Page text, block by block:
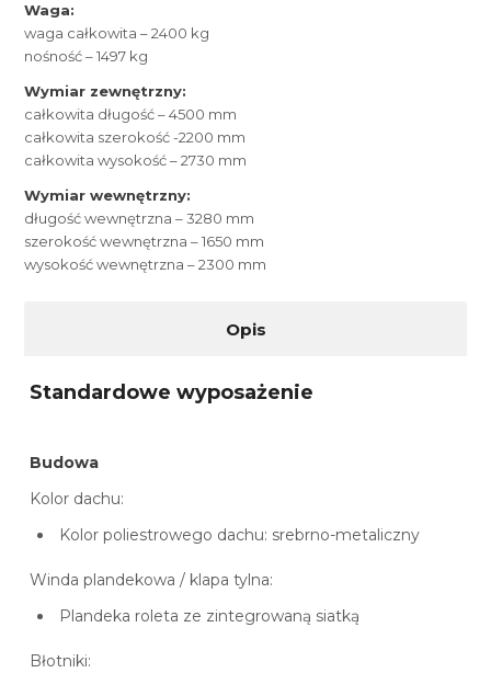
Waga:
waga całkowita – 2400 kg
nośność – 1497 kg
Wymiar zewnętrzny:
całkowita długość – 4500 mm
całkowita szerokość -2200 mm
całkowita wysokość – 2730 mm
Wymiar wewnętrzny:
długość wewnętrzna – 3280 mm
szerokość wewnętrzna – 1650 mm
wysokość wewnętrzna – 2300 mm
Opis
Standardowe wyposażenie
Budowa
Kolor dachu:
Kolor poliestrowego dachu: srebrno-metaliczny
Winda plandekowa / klapa tylna:
Plandeka roleta ze zintegrowaną siatką
Błotniki: